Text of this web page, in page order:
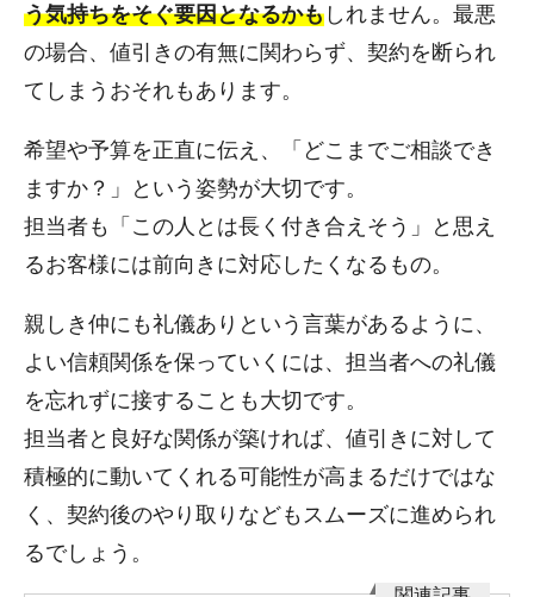
う気持ちをそぐ要因となるかも しれません。最悪
の場合、値引きの有無に関わらず、契約を断られ
てしまうおそれもあります。
希望や予算を正直に伝え、「どこまでご相談でき
ますか？」という姿勢が大切です。
担当者も「この人とは長く付き合えそう」と思え
るお客様には前向きに対応したくなるもの。
親しき仲にも礼儀ありという言葉があるように、
よい信頼関係を保っていくには、担当者への礼儀
を忘れずに接することも大切です。
担当者と良好な関係が築ければ、値引きに対して
積極的に動いてくれる可能性が高まるだけではな
く、契約後のやり取りなどもスムーズに進められ
るでしょう。